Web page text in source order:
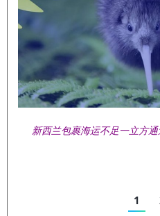
新西兰包裹海运不足一立方
1